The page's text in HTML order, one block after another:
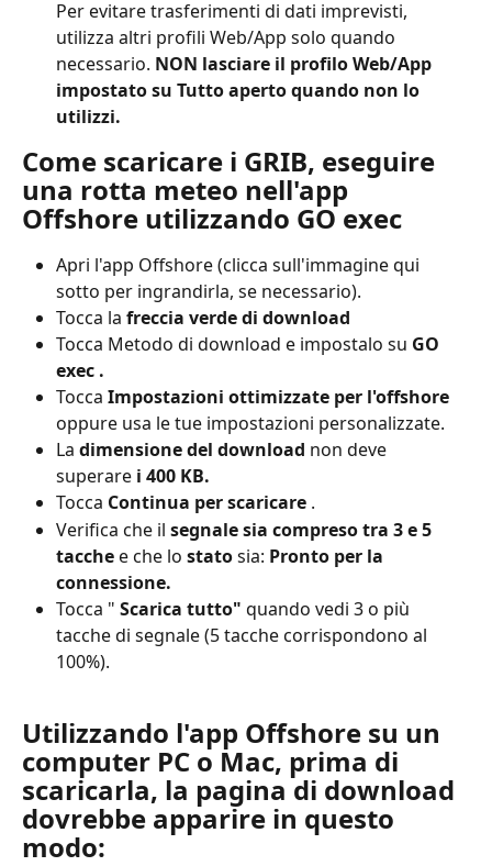
Per evitare trasferimenti di dati imprevisti,
utilizza altri profili Web/App solo quando
necessario. NON lasciare il profilo Web/App
impostato su Tutto aperto quando non lo
utilizzi.
Come scaricare i GRIB, eseguire
una rotta meteo nell'app
Offshore utilizzando GO exec
Apri l'app Offshore (clicca sull'immagine qui
sotto per ingrandirla, se necessario).
Tocca la freccia verde di download
Tocca Metodo di download e impostalo su GO
exec .
Tocca Impostazioni ottimizzate per l'offshore
oppure usa le tue impostazioni personalizzate.
La dimensione del download non deve
superare i 400 KB.
Tocca Continua per scaricare .
Verifica che il segnale sia compreso tra 3 e 5
tacche e che lo stato sia: Pronto per la
connessione.
Tocca " Scarica tutto" quando vedi 3 o più
tacche di segnale (5 tacche corrispondono al
100%).
Utilizzando l'app Offshore su un
computer PC o Mac, prima di
scaricarla, la pagina di download
dovrebbe apparire in questo
modo: